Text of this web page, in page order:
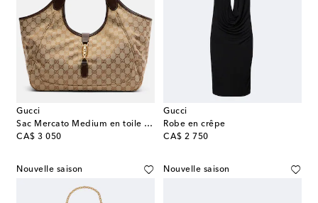
Gucci
Sac Mercato Medium en toile GG
CA$ 3 050
original price
Gucci
Robe en crêpe
CA$ 2 750
original price
Nouvelle saison Nouvelle saison